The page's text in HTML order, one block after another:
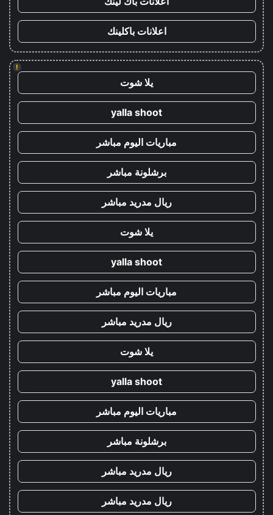
اعلانات باكلينك
!
يلا شوت
yalla shoot
مباريات اليوم مباشر
برشلونة مباشر
ريال مدريد مباشر
يلا شوت
yalla shoot
مباريات اليوم مباشر
ريال مدريد مباشر
يلا شوت
yalla shoot
مباريات اليوم مباشر
برشلونة مباشر
ريال مدريد مباشر
ريال مدريد مباشر